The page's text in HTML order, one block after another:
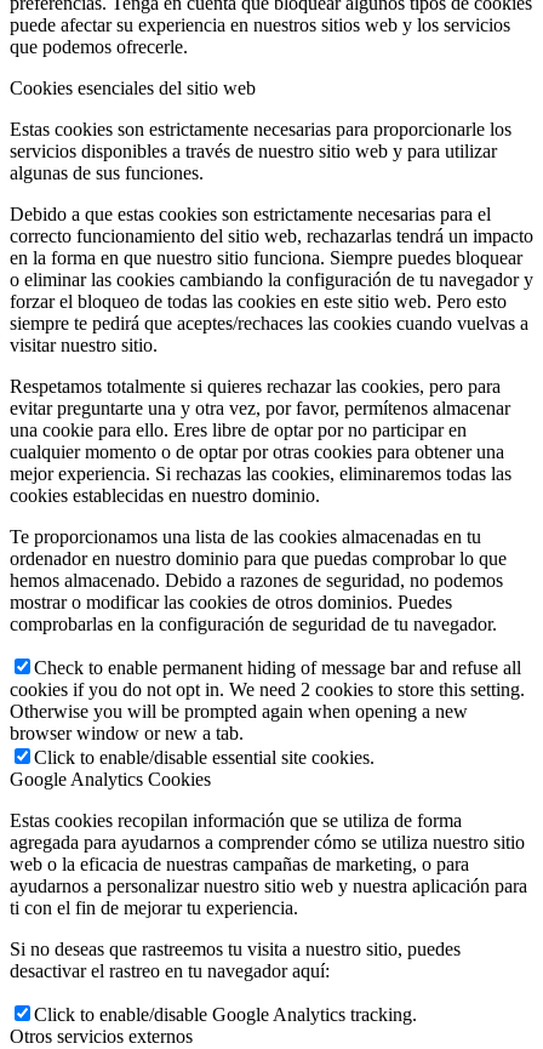
puede afectar su experiencia en nuestros sitios web y los servicios
que podemos ofrecerle.
Cookies esenciales del sitio web
Estas cookies son estrictamente necesarias para proporcionarle los
servicios disponibles a través de nuestro sitio web y para utilizar
algunas de sus funciones.
Debido a que estas cookies son estrictamente necesarias para el
correcto funcionamiento del sitio web, rechazarlas tendrá un impacto
en la forma en que nuestro sitio funciona. Siempre puedes bloquear
o eliminar las cookies cambiando la configuración de tu navegador y
forzar el bloqueo de todas las cookies en este sitio web. Pero esto
siempre te pedirá que aceptes/rechaces las cookies cuando vuelvas a
visitar nuestro sitio.
Respetamos totalmente si quieres rechazar las cookies, pero para
evitar preguntarte una y otra vez, por favor, permítenos almacenar
una cookie para ello. Eres libre de optar por no participar en
cualquier momento o de optar por otras cookies para obtener una
mejor experiencia. Si rechazas las cookies, eliminaremos todas las
cookies establecidas en nuestro dominio.
Te proporcionamos una lista de las cookies almacenadas en tu
ordenador en nuestro dominio para que puedas comprobar lo que
hemos almacenado. Debido a razones de seguridad, no podemos
mostrar o modificar las cookies de otros dominios. Puedes
comprobarlas en la configuración de seguridad de tu navegador.
Check to enable permanent hiding of message bar and refuse all
cookies if you do not opt in. We need 2 cookies to store this setting.
Otherwise you will be prompted again when opening a new
browser window or new a tab.
Click to enable/disable essential site cookies.
Google Analytics Cookies
Estas cookies recopilan información que se utiliza de forma
agregada para ayudarnos a comprender cómo se utiliza nuestro sitio
web o la eficacia de nuestras campañas de marketing, o para
ayudarnos a personalizar nuestro sitio web y nuestra aplicación para
ti con el fin de mejorar tu experiencia.
Si no deseas que rastreemos tu visita a nuestro sitio, puedes
desactivar el rastreo en tu navegador aquí:
Click to enable/disable Google Analytics tracking.
Otros servicios externos